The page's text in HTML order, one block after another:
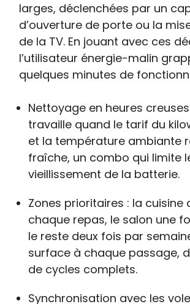
larges, déclenchées par un
d’ouverture de porte ou la
de la TV. En jouant avec ces
l’utilisateur énergie-malin
quelques minutes de
Nettoyage en heures
travaille quand le tarif du
et la température ambiante
fraîche, un combo qui limite
vieillissement de la batterie.
Zones prioritaires : la cuisine
chaque repas, le salon une
le reste deux fois par
surface à chaque passage,
de cycles complets.
Synchronisation avec les